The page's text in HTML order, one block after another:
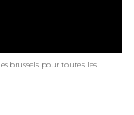
pour toutes les